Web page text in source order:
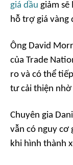
giá dầu giảm sẽ
hỗ trợ giá vàng
Ông David
của Trade
ro và có thể
tư cải thiện
Chuyên gia
vẫn có nguy cơ
khi hình thành